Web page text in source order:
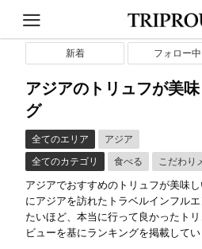
新着 フォロー中
アジアのトリュフが美
グ
全てのエリア
アジア
全てのカテゴリ
食べる こだわり
アジアでおすすめのトリュフが美味
にアジアを訪れたトラベルインフル
たいほど、本当に行って良かったト
ビューを基にランキングを掲載してい